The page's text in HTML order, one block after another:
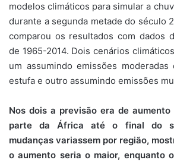
modelos climáticos para simular a
durante a segunda metade do século
comparou os resultados com dados
de 1965-2014. Dois cenários
um assumindo emissões
estufa e outro assumindo emissões
Nos dois a previsão era de
parte da África até o final do
mudanças variassem por região,
o aumento seria o maior, enquanto